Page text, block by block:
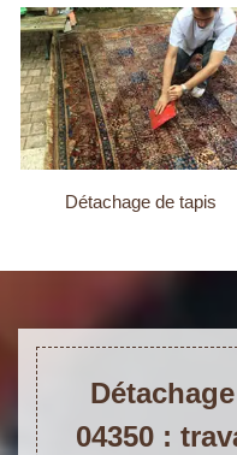
Détachage de tapis
04350 :